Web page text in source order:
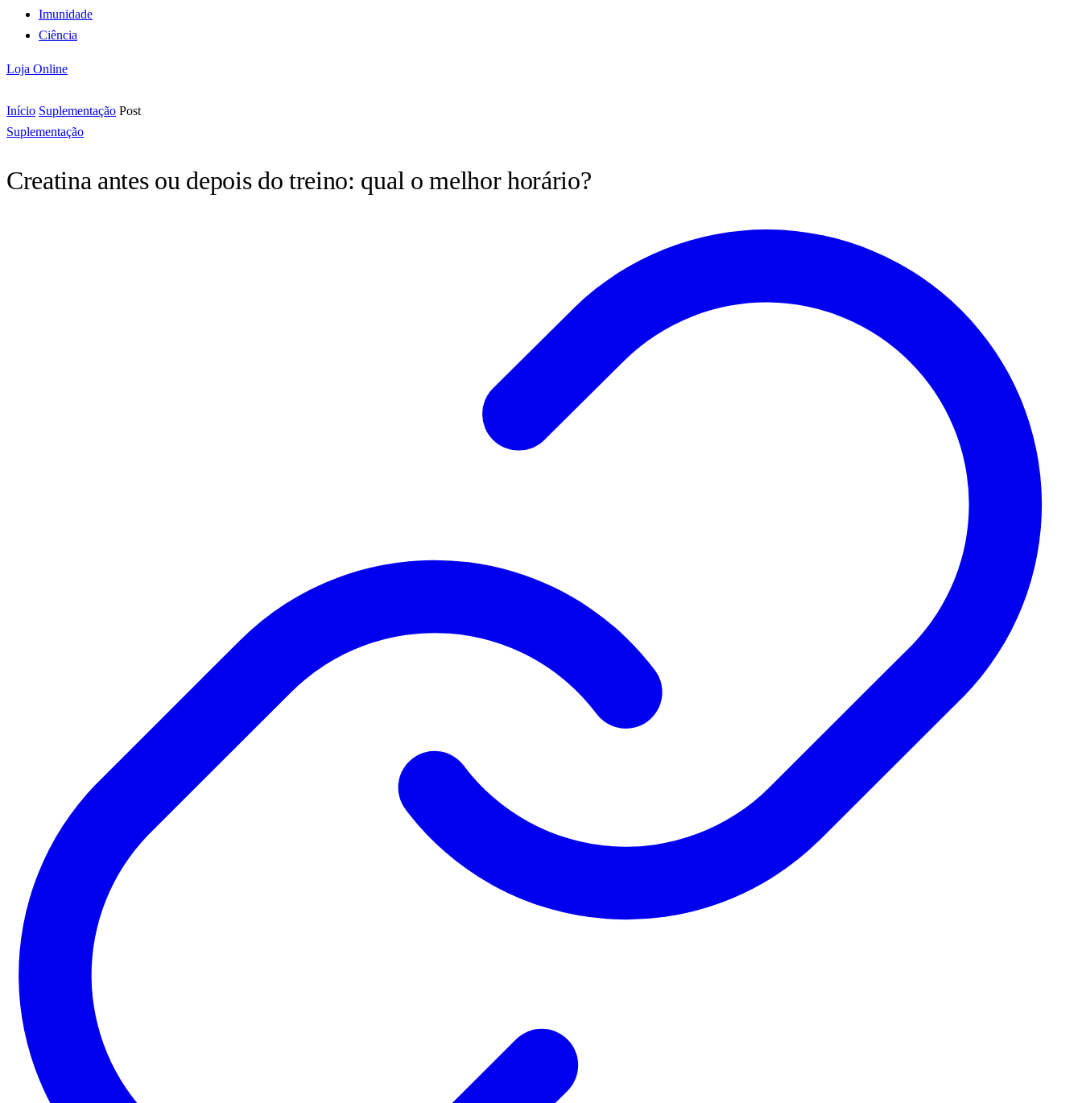
Imunidade
Ciência
Loja Online
Início Suplementação Post
Suplementação
Creatina antes ou depois do treino: qual o melhor horário?